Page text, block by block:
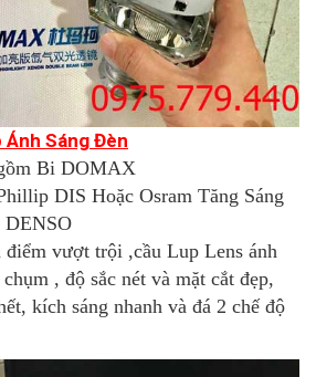
Ánh Sáng Đèn
Bi DOMAX
DIS Hoặc Osram Tăng Sáng
DENSO
vượt trội ,cầu Lup Lens ánh
, độ sắc nét và mặt cắt đẹp,
kích sáng nhanh và đá 2 chế độ